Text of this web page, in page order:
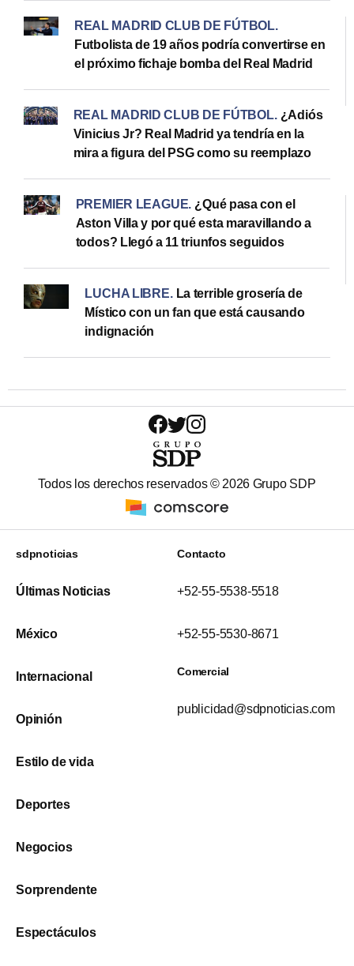
REAL MADRID CLUB DE FÚTBOL.
Futbolista de 19 años podría convertirse en
el próximo fichaje bomba del Real Madrid
REAL MADRID CLUB DE FÚTBOL. ¿Adiós
Vinicius Jr? Real Madrid ya tendría en la
mira a figura del PSG como su reemplazo
PREMIER LEAGUE. ¿Qué pasa con el
Aston Villa y por qué esta maravillando a
todos? Llegó a 11 triunfos seguidos
LUCHA LIBRE. La terrible grosería de
Místico con un fan que está causando
indignación
Todos los derechos reservados ©2026 Grupo SDP
sdpnoticias
Últimas Noticias
México
Internacional
Opinión
Estilo de vida
Deportes
Negocios
Sorprendente
Espectáculos
Contacto
+52-55-5538-5518
+52-55-5530-8671
Comercial
publicidad@sdpnoticias.com